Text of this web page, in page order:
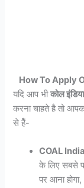
How To Apply
यदि आप भीकोल
करना चाहते है तो
से हैें-
COAL
के लिए सबसे
पर आना होगा,